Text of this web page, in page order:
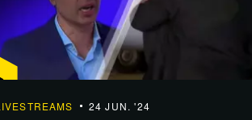
24 JUN. '24